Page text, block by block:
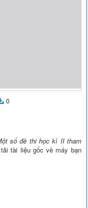
0
số đề thi học kì II tham
tài liệu gốc về máy bạn